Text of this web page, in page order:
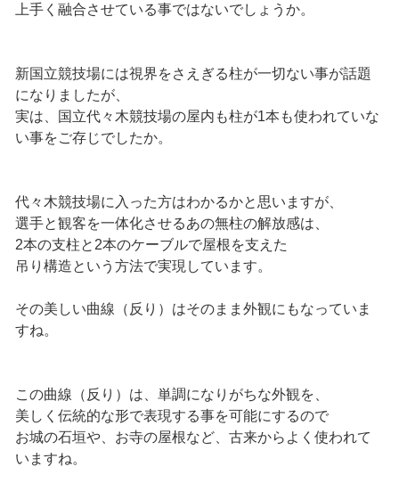
上手く融合させている事ではないでしょうか。
新国立競技場には視界をさえぎる柱が一切ない事が話題
になりましたが、
実は、国立代々木競技場の屋内も柱が1本も使われていな
い事をご存じでしたか。
代々木競技場に入った方はわかるかと思いますが、
選手と観客を一体化させるあの無柱の解放感は、
2本の支柱と2本のケーブルで屋根を支えた
吊り構造という方法で実現しています。
その美しい曲線（反り）はそのまま外観にもなっていま
すね。
この曲線（反り）は、単調になりがちな外観を、
美しく伝統的な形で表現する事を可能にするので
お城の石垣や、お寺の屋根など、古来からよく使われて
いますね。